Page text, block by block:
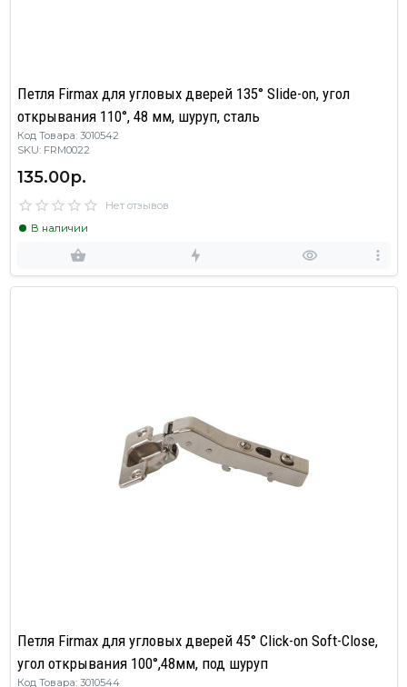
Петля Firmax для угловых дверей 135° Slide-on, угол
открывания 110°, 48 мм, шуруп, сталь
Код Товара: 3010542
SKU: FRM0022
135.00р.
Нет отзывов
В наличии
Петля Firmax для угловых дверей 45° Click-on Soft-Close,
угол открывания 100°,48мм, под шуруп
Код Товара: 3010544